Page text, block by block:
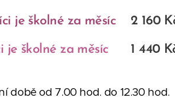
je školné za měsíc2 160
je školné za měsíc 1 440
době od 7.00 hod. do 12.30 hod.